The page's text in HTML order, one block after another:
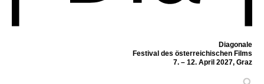
Diagonale
Festival des österreichischen Films
7. – 12. April 2027, Graz